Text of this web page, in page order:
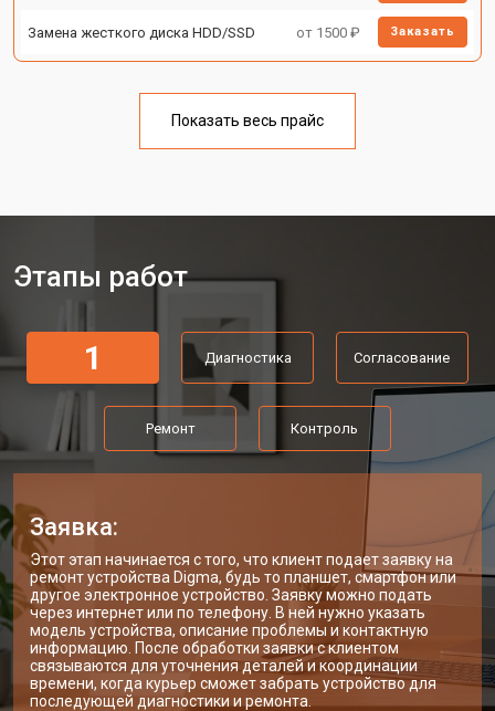
Замена жесткого диска HDD/SSD от 1500 ₽ Заказать
Показать весь прайс
Этапы работ
1 Диагностика Согласование
Ремонт Контроль
Заявка:
Этот этап начинается с того, что клиент подает заявку на
ремонт устройства Digma, будь то планшет, смартфон или
другое электронное устройство. Заявку можно подать
через интернет или по телефону. В ней нужно указать
модель устройства, описание проблемы и контактную
информацию. После обработки заявки с клиентом
связываются для уточнения деталей и координации
времени, когда курьер сможет забрать устройство для
последующей диагностики и ремонта.